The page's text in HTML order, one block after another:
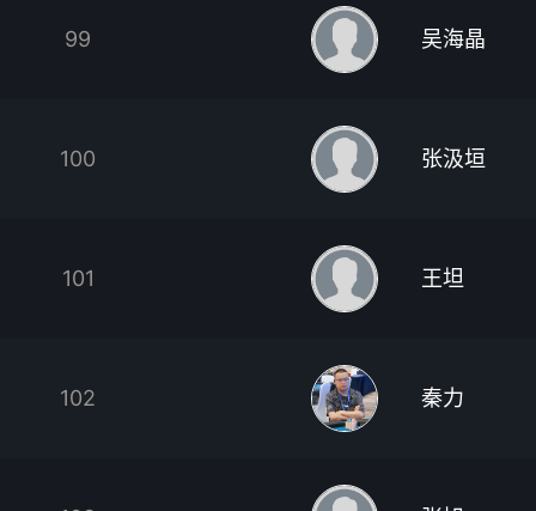
99 吴海晶
100 张汲垣
101 王坦
102 秦力